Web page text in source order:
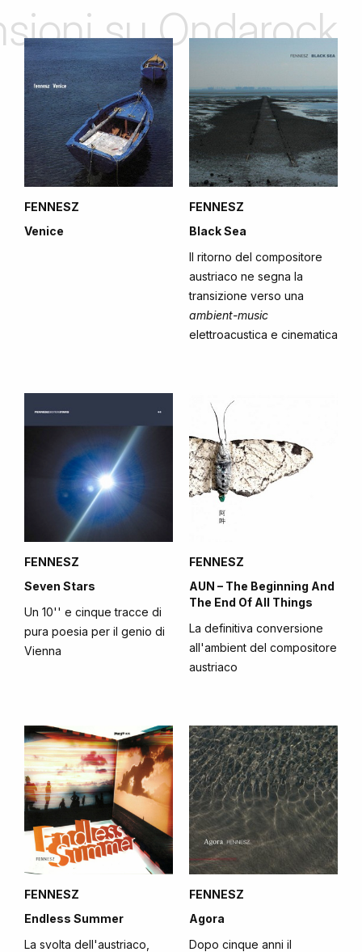
su Ondarock
FENNESZ
Venice
FENNESZ
Black Sea
Il ritorno del compositore
austriaco ne segna la
transizione verso una
ambient-music
elettroacustica e cinematica
FENNESZ
Seven Stars
Un 10'' e cinque tracce di
pura poesia per il genio di
Vienna
FENNESZ
AUN – The Beginning And
The End Of All Things
La definitiva conversione
all'ambient del compositore
austriaco
FENNESZ
Endless Summer
La svolta dell'austriaco,
FENNESZ
Agora
Dopo cinque anni il